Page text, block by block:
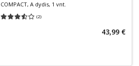
COMPACT, A dydis, 1 vnt.
(2)
Vidutinis įvertinimas 3.50
43,99 €